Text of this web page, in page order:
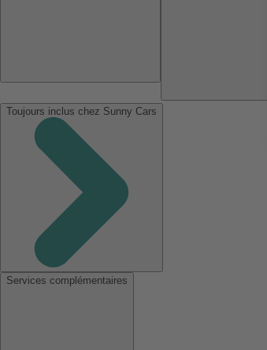
Toujours inclus chez Sunny Cars
Services complémentaires